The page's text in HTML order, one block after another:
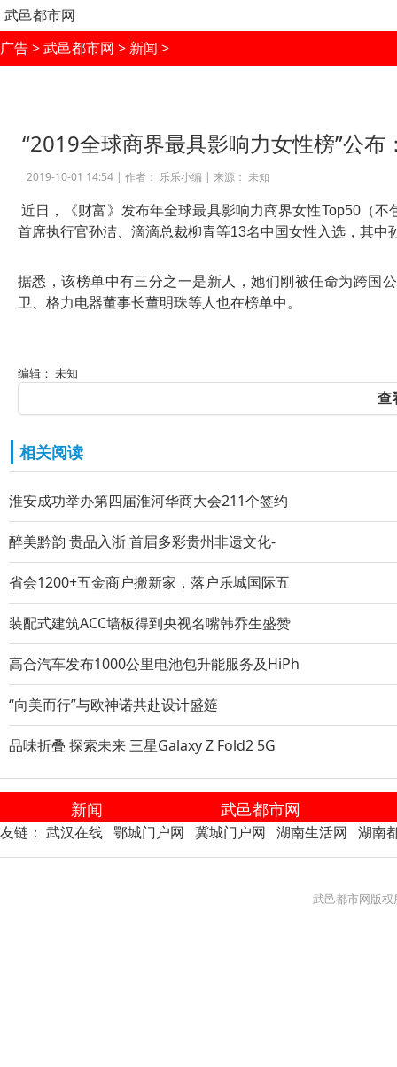
武邑都市网
广告>武邑都市网 > 新闻 >
“2019全球商界最具影响力女性榜”公
2019-10-01 14:54 | 作者： 乐乐小编 | 来源： 未知
近日，《财富》发布年全球最具影响力商界女性Top50（
首席执行官孙洁、滴滴总裁柳青等13名中国女性入选，其中
据悉，该榜单中有三分之一是新人，她们刚被任命为跨国
卫、格力电器董事长董明珠等人也在榜单中。
编辑： 未知
查
相关阅读
淮安成功举办第四届淮河华商大会211个签约
醉美黔韵 贵品入浙 首届多彩贵州非遗文化-
省会1200+五金商户搬新家，落户乐城国际五
装配式建筑ACC墙板得到央视名嘴韩乔生盛赞
高合汽车发布1000公里电池包升能服务及HiPh
“向美而行”与欧神诺共赴设计盛筵
品味折叠 探索未来 三星Galaxy Z Fold2 5G
新闻 武邑都市网
友链： 武汉在线 鄂城门户网 冀城门户网 湖南生活网 湖南
武邑都市网版